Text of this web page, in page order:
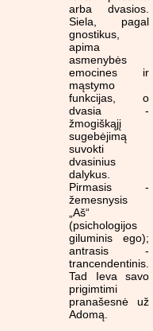
arba dvasios.
Siela, pagal
gnostikus,
apima
asmenybės
emocines ir
mąstymo
funkcijas, o
dvasia -
žmogiškąjį
sugebėjimą
suvokti
dvasinius
dalykus.
Pirmasis -
žemesnysis
„Aš“
(psichologijos
giluminis ego);
antrasis -
trancendentinis.
Tad Ieva savo
prigimtimi
pranašesnė už
Adomą.